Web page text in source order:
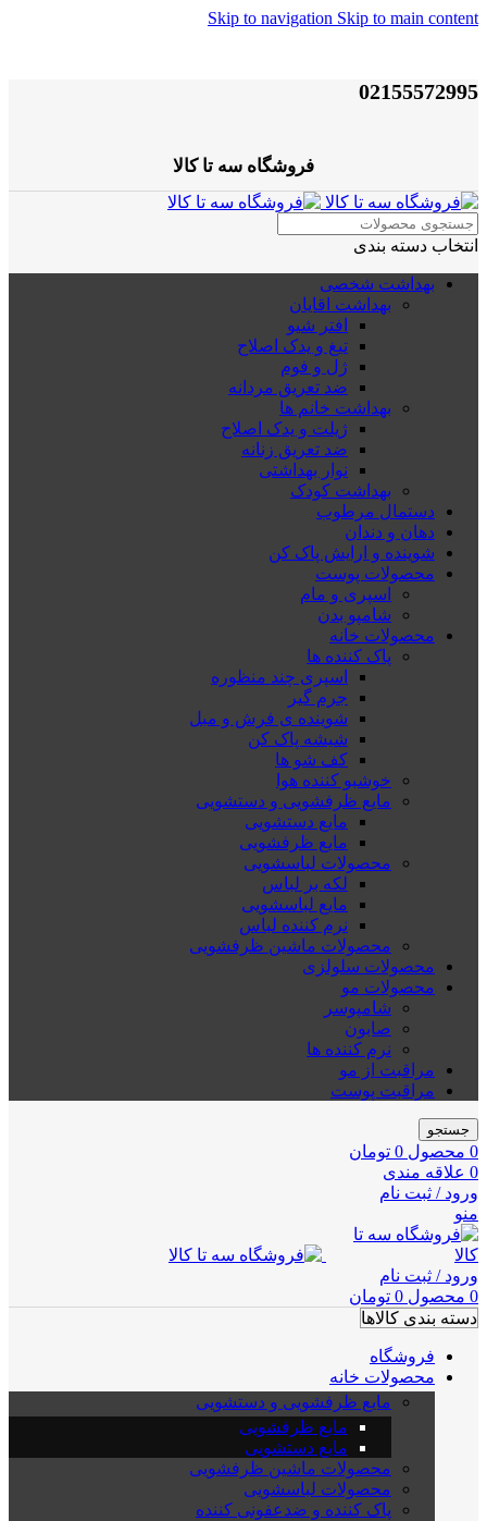
Skip to navigation Skip to main content
02155572995
فروشگاه سه تا کالا
انتخاب دسته بندی
بهداشت شخصی
بهداشت اقایان
افتر شیو
تیغ و یدک اصلاح
ژل و فوم
ضد تعریق مردانه
بهداشت خانم ها
ژیلت و یدک اصلاح
ضد تعریق زنانه
نوار بهداشتی
بهداشت کودک
دستمال مرطوب
دهان و دندان
شوینده و ارایش پاک کن
محصولات پوست
اسپری و مام
شامپو بدن
محصولات خانه
پاک کننده ها
اسپری چند منظوره
جرم گیر
شوینده ی فرش و مبل
شیشه پاک کن
کف شو ها
خوشبو کننده هوا
مایع ظرفشویی و دستشویی
مایع دستشویی
مایع ظرفشویی
محصولات لباسشویی
لکه بر لباس
مایع لباسشویی
نرم کننده لباس
محصولات ماشین ظرفشویی
محصولات سلولزی
محصولات مو
شامپوسر
صابون
نرم کننده ها
مراقبت از مو
مراقبت پوست
جستجو
0 محصول 0 تومان
0 علاقه مندی
ورود / ثبت نام
منو
ورود / ثبت نام
0 محصول 0 تومان
دسته بندی کالاها
فروشگاه
محصولات خانه
مایع ظرفشویی و دستشویی
مایع ظرفشویی
مایع دستشویی
محصولات ماشین ظرفشویی
محصولات لباسشویی
پاک کننده و ضدعفونی کننده